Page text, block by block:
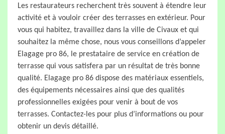
Les restaurateurs recherchent très souvent à étendre leur
activité et à vouloir créer des terrasses en extérieur. Pour
vous qui habitez, travaillez dans la ville de Civaux et qui
souhaitez la même chose, nous vous conseillons d’appeler
Elagage pro 86, le prestataire de service en création de
terrasse qui vous satisfera par un résultat de très bonne
qualité. Elagage pro 86 dispose des matériaux essentiels,
des équipements nécessaires ainsi que des qualités
professionnelles exigées pour venir à bout de vos
terrasses. Contactez-les pour plus d’informations ou pour
obtenir un devis détaillé.